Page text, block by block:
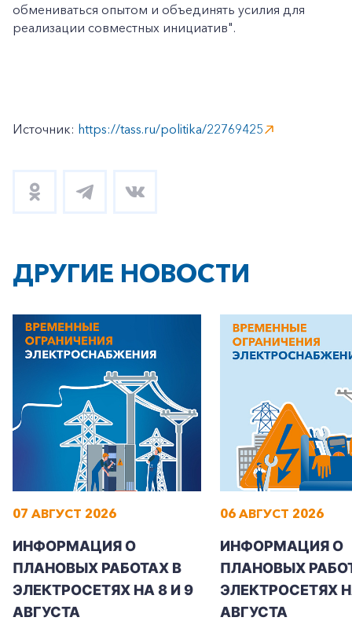
+7-800-700-24-57
Заказать обратный звонок
Частным клиентам
Корпоративным клиентам
обмениваться опытом и объединять усилия для
реализации совместных инициатив".
Источник: https://tass.ru/politika/22769425
ДРУГИЕ НОВОСТИ
07 АВГУСТ 2026
ИНФОРМАЦИЯ О
ПЛАНОВЫХ РАБОТАХ В
ЭЛЕКТРОСЕТЯХ НА 8 И 9
АВГУСТА
06 АВГУСТ 2026
ИНФОРМАЦИЯ О
ПЛАНОВЫХ
ЭЛЕКТРОСЕТЯХ
АВГУСТА